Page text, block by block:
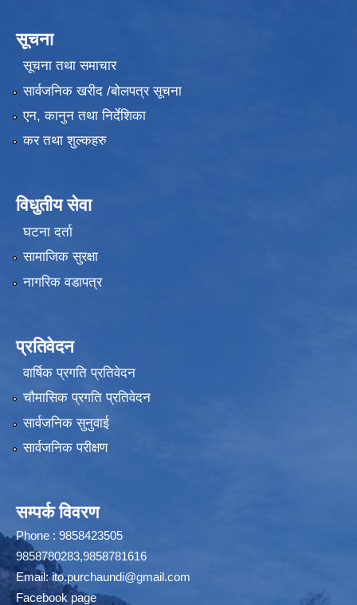
सूचना
सूचना तथा समाचार
सार्वजनिक खरीद /बोलपत्र सूचना
एन, कानुन तथा निर्देशिका
कर तथा शुल्कहरु
विधुतीय सेवा
घटना दर्ता
सामाजिक सुरक्षा
नागरिक वडापत्र
प्रतिवेदन
वार्षिक प्रगति प्रतिवेदन
चौमासिक प्रगति प्रतिवेदन
सार्वजनिक सुनुवाई
सार्वजनिक परीक्षण
सम्पर्क विवरण
Phone : 9858423505
9858780283,9858781616
Email:ito.purchaundi@gmail.com
Facebook page